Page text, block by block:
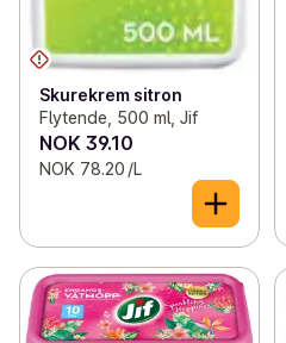
Skurekrem sitron
Flytende, 500 ml, Jif
NOK 39.10
NOK 78.20 /L